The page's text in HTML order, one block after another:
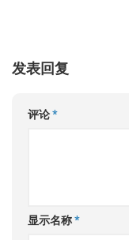
发表回复
评论*
显示名称*